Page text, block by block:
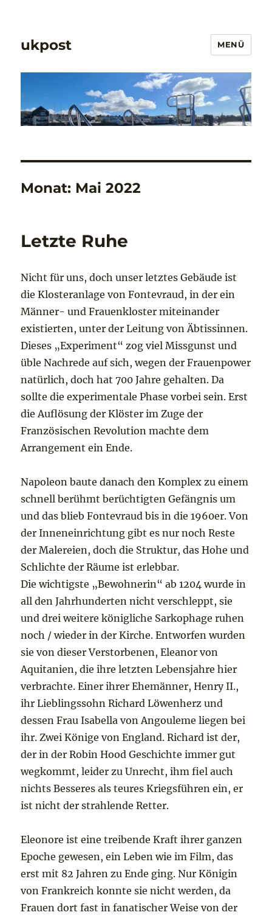
ukpost MENÜ
Monat: Mai 2022
Letzte Ruhe
Nicht für uns, doch unser letztes Gebäude ist
die Klosteranlage von Fontevraud, in der ein
Männer- und Frauenkloster miteinander
existierten, unter der Leitung von Äbtissinnen.
Dieses „Experiment“ zog viel Missgunst und
üble Nachrede auf sich, wegen der Frauenpower
natürlich, doch hat 700 Jahre gehalten. Da
sollte die experimentale Phase vorbei sein. Erst
die Auflösung der Klöster im Zuge der
Französischen Revolution machte dem
Arrangement ein Ende.
Napoleon baute danach den Komplex zu einem
schnell berühmt berüchtigten Gefängnis um
und das blieb Fontevraud bis in die 1960er. Von
der Inneneinrichtung gibt es nur noch Reste
der Malereien, doch die Struktur, das Hohe und
Schlichte der Räume ist erlebbar.
Die wichtigste „Bewohnerin“ ab 1204 wurde in
all den Jahrhunderten nicht verschleppt, sie
und drei weitere königliche Sarkophage ruhen
noch / wieder in der Kirche. Entworfen wurden
sie von dieser Verstorbenen, Eleanor von
Aquitanien, die ihre letzten Lebensjahre hier
verbrachte. Einer ihrer Ehemänner, Henry II.,
ihr Lieblingssohn Richard Löwenherz und
dessen Frau Isabella von Angouleme liegen bei
ihr. Zwei Könige von England. Richard ist der,
der in der Robin Hood Geschichte immer gut
wegkommt, leider zu Unrecht, ihm fiel auch
nichts Besseres als teures Kriegsführen ein, er
ist nicht der strahlende Retter.
Eleonore ist eine treibende Kraft ihrer ganzen
Epoche gewesen, ein Leben wie im Film, das
erst mit 82 Jahren zu Ende ging. Nur Königin
von Frankreich konnte sie nicht werden, da
Frauen dort fast in fanatischer Weise von der